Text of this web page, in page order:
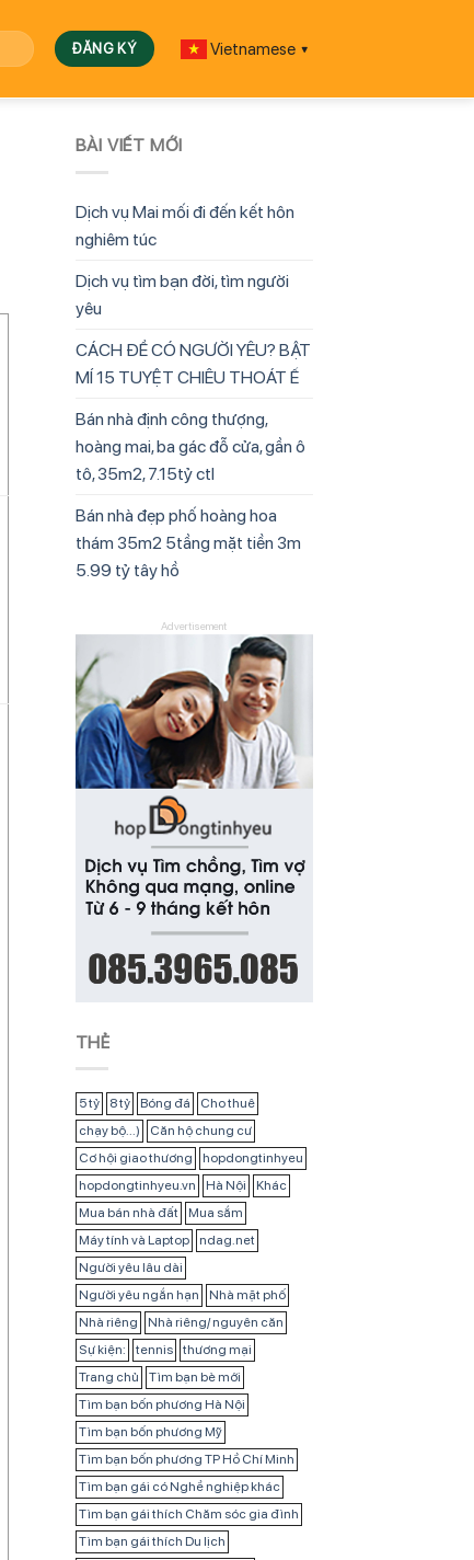
Vietnamese ▼
BÀI VIẾT MỚI
Dịch vụ Mai mối đi đến kết hôn
nghiêm túc
Dịch vụ tìm bạn đời, tìm người
yêu
CÁCH ĐỂ CÓ NGƯỜI YÊU? BẬT
MÍ 15 TUYỆT CHIÊU THOÁT Ế
Bán nhà định công thượng,
hoàng mai, ba gác đỗ cửa, gần ô
tô, 35m2, 7.15tỷ ctl
Bán nhà đẹp phố hoàng hoa
thám 35m2 5tầng mặt tiền 3m
5.99 tỷ tây hồ
Advertisement
THẺ
5 tỷ 8 tỷ Bóng đá
Cho thuê
chạy bộ...)
Căn hộ chung cư
Cơ hội giao thương
hopdongtinhyeu
hopdongtinhyeu.vn
Hà Nội
Khác
Mua bán nhà đất
Mua sắm
Máy tính và Laptop
ndag.net
Người yêu lâu dài
Người yêu ngắn hạn
Nhà mặt phố
Nhà riêng
Nhà riêng/ nguyên căn
Sự kiện:
tennis
thương mại
Trang chủ
Tìm bạn bè mới
Tìm bạn bốn phương Hà Nội
Tìm bạn bốn phương Mỹ
Tìm bạn bốn phương TP Hồ Chí Minh
Tìm bạn gái có Nghề nghiệp khác
Tìm bạn gái thích Chăm sóc gia đình
Tìm bạn gái thích Du lịch